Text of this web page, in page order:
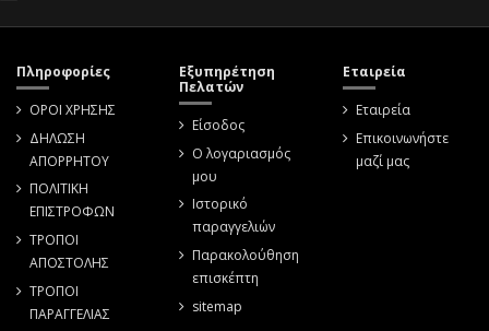
Πληροφορίες
ΟΡΟΙ ΧΡΗΣΗΣ
ΔΗΛΩΣΗ
ΑΠΟΡΡΗΤΟΥ
ΠΟΛΙΤΙΚΗ
ΕΠΙΣΤΡΟΦΩΝ
ΤΡΟΠΟΙ
ΑΠΟΣΤΟΛΗΣ
ΤΡΟΠΟΙ
ΠΑΡΑΓΓΕΛΙΑΣ
Εξυπηρέτηση
Πελατών
Είσοδος
Ο λογαριασμός
μου
Ιστορικό
παραγγελιών
Παρακολούθηση
επισκέπτη
sitemap
Εταιρεία
Εταιρεία
Επικοινωνήστε
μαζί μας